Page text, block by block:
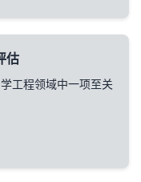
估
工程领域中一项至关